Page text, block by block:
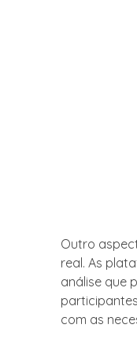
Outro
real. As
análise que
com as